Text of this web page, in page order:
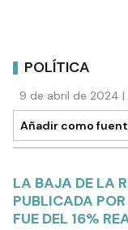
POLÍTICA
9 de abril de 2024
Añadir como
LA BAJA DE LA
PUBLICADA
FUE DEL 16%